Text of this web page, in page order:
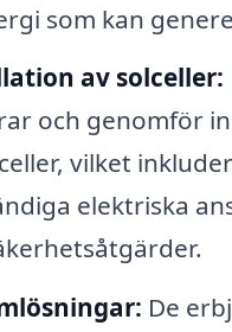
som kan
av solceller:
och genomför
vilket
elektriska
De